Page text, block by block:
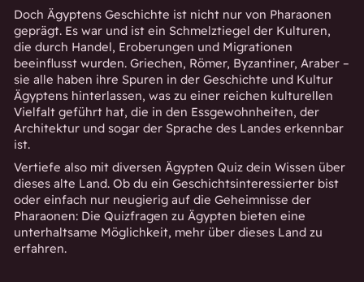
Doch Ägyptens Geschichte ist nicht nur von Pharaonen
geprägt. Es war und ist ein Schmelztiegel der Kulturen,
die durch Handel, Eroberungen und Migrationen
beeinflusst wurden. Griechen, Römer, Byzantiner, Araber –
sie alle haben ihre Spuren in der Geschichte und Kultur
Ägyptens hinterlassen, was zu einer reichen kulturellen
Vielfalt geführt hat, die in den Essgewohnheiten, der
Architektur und sogar der Sprache des Landes erkennbar
ist.
Vertiefe also mit diversen Ägypten Quiz dein Wissen über
dieses alte Land. Ob du ein Geschichtsinteressierter bist
oder einfach nur neugierig auf die Geheimnisse der
Pharaonen: Die Quizfragen zu Ägypten bieten eine
unterhaltsame Möglichkeit, mehr über dieses Land zu
erfahren.